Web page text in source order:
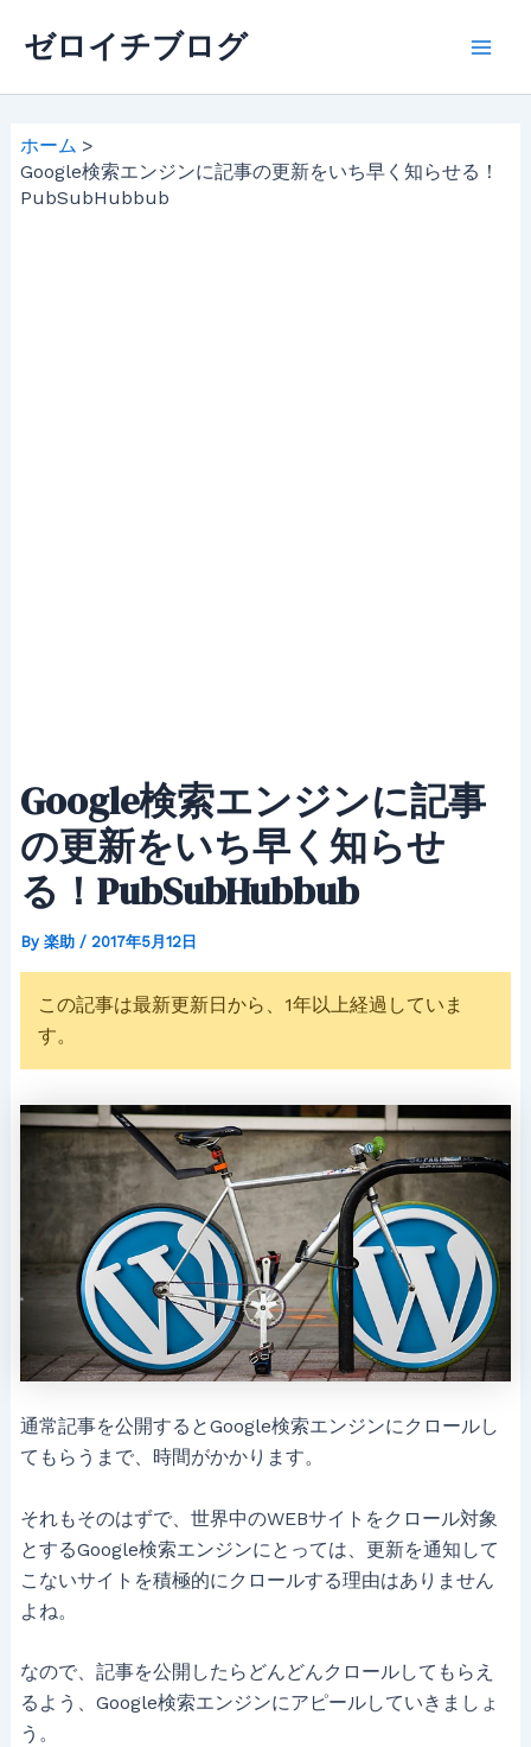
ゼロイチブログ
ホーム
Google検索エンジンに記事の更新をいち早く知らせる！
PubSubHubbub
Google検索エンジンに記事
の更新をいち早く知らせ
る！PubSubHubbub
By 楽助 / 2017年5月12日
この記事は最新更新日から、1年以上経過していま
す。
通常記事を公開するとGoogle検索エンジンにクロールし
てもらうまで、時間がかかります。
それもそのはずで、世界中のWEBサイトをクロール対象
とするGoogle検索エンジンにとっては、更新を通知して
こないサイトを積極的にクロールする理由はありません
よね。
なので、記事を公開したらどんどんクロールしてもらえ
るよう、Google検索エンジンにアピールしていきましょ
う。